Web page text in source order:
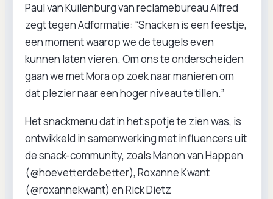
Paul van Kuilenburg van reclamebureau Alfred
zegt tegen Adformatie: “Snacken is een feestje,
een moment waarop we de teugels even
kunnen laten vieren. Om ons te onderscheiden
gaan we met Mora op zoek naar manieren om
dat plezier naar een hoger niveau te tillen.”
Het snackmenu dat in het spotje te zien was, is
ontwikkeld in samenwerking met influencers uit
de snack-community, zoals Manon van Happen
(@hoevetterdebetter), Roxanne Kwant
(@roxannekwant) en Rick Dietz